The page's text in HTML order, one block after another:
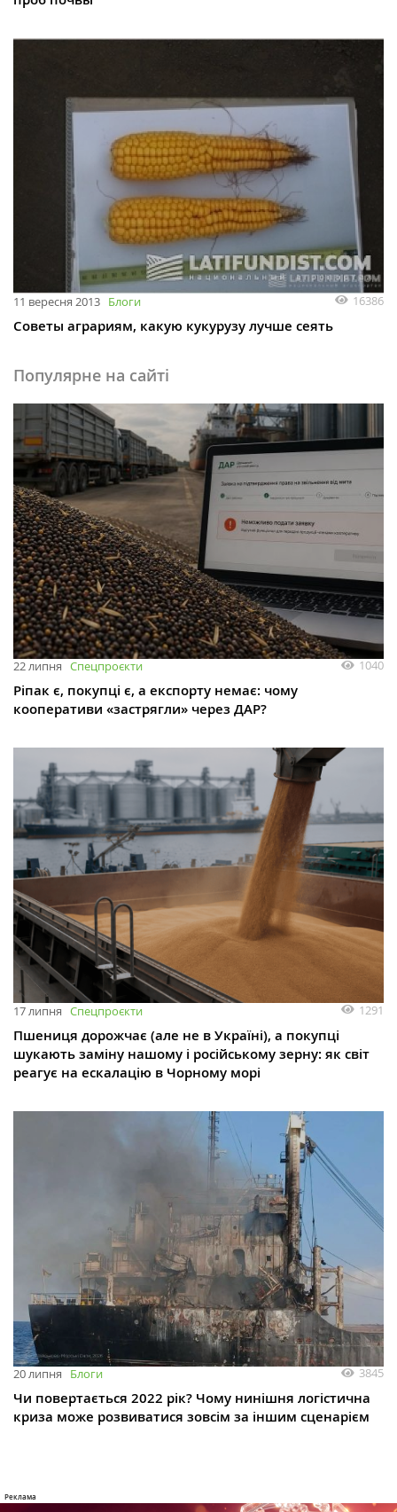
11 вересня 2013 Блоги 16386
Советы аграриям, какую кукурузу лучше сеять
Популярне на сайті
22 липня Спецпроєкти 1040
Ріпак є, покупці є, а експорту немає: чому
кооперативи «застрягли» через ДАР?
17 липня Спецпроєкти 1291
Пшениця дорожчає (але не в Україні), а покупці
шукають заміну нашому і російському зерну: як світ
реагує на ескалацію в Чорному морі
20 липня Блоги 3845
Чи повертається 2022 рік? Чому нинішня логістична
криза може розвиватися зовсім за іншим сценарієм